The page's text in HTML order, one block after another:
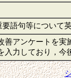
要語句等について
善アンケートを
入力しており，